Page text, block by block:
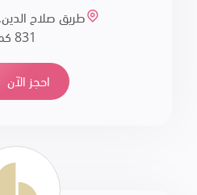
طريق صلاح
831 كم
احجز الآن